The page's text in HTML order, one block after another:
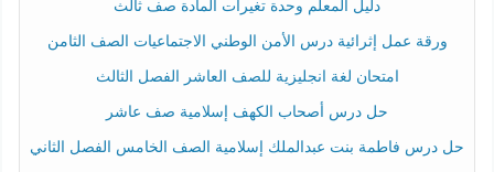
دليل المعلم وحدة تغيرات المادة صف ثالث
ورقة عمل إثرائية درس الأمن الوطني الاجتماعيات الصف الثامن
امتحان لغة انجليزية للصف العاشر الفصل الثالث
حل درس أصحاب الكهف إسلامية صف عاشر
حل درس فاطمة بنت عبدالملك إسلامية الصف الخامس الفصل الثاني